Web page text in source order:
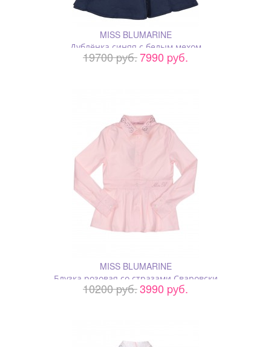
MISS BLUMARINE
Дублёнка синяя с белым мехом
19700 pуб.7990 pуб.
MISS BLUMARINE
Блузка розовая со стразами Сваровски
10200 pуб.3990 pуб.